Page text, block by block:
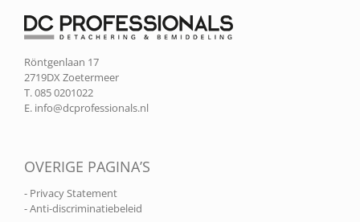
Röntgenlaan 17
2719DX Zoetermeer
T. 085 0201022
E. info@dcprofessionals.nl
OVERIGE PAGINA’S
- Privacy Statement
- Anti-discriminatiebeleid